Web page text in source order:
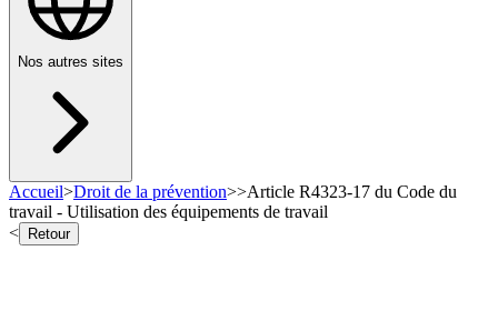
Nos autres sites
Accueil>Droit de la prévention>>Article R4323-17 du Code du
travail - Utilisation des équipements de travail
<
Retour